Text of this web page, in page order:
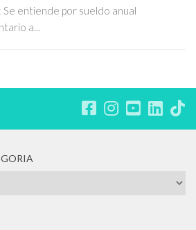
entiende por sueldo anual
a...